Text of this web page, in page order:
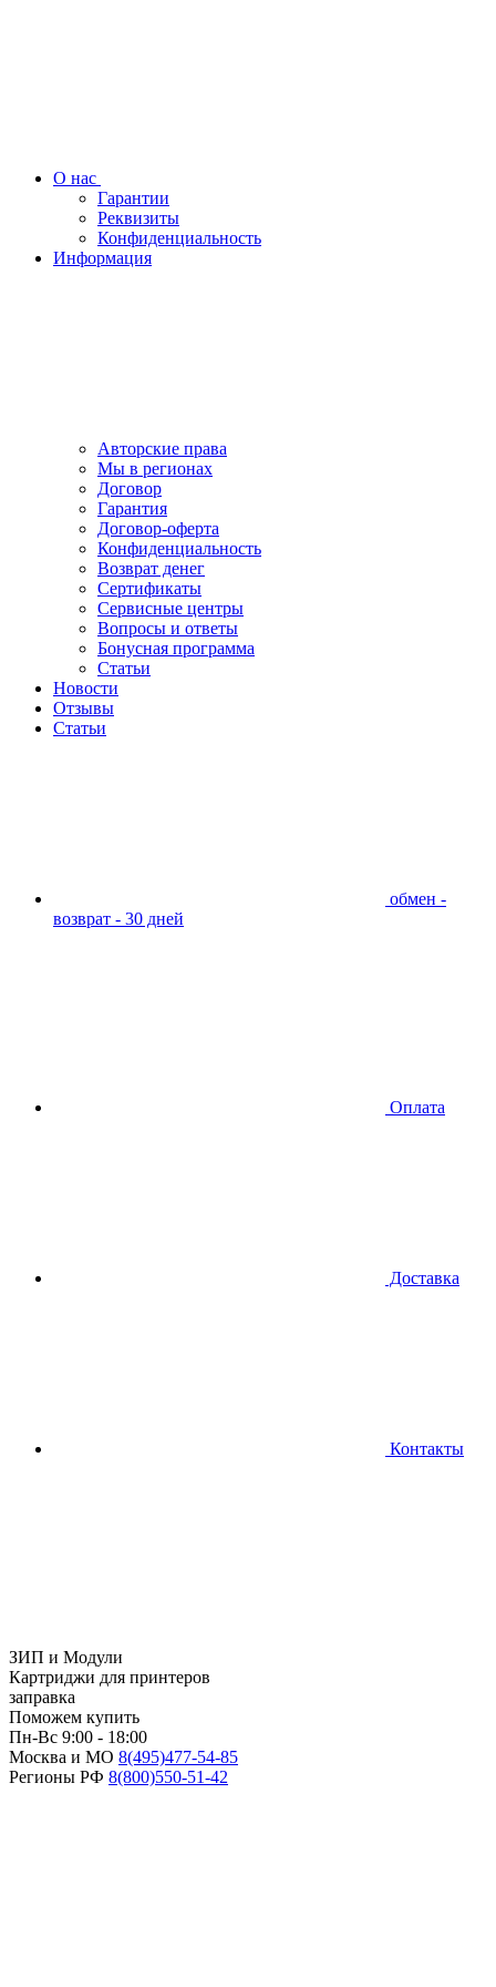
О нас
Гарантии
Реквизиты
Конфиденциальность
Информация
Авторские права
Мы в регионах
Договор
Гарантия
Договор-оферта
Конфиденциальность
Возврат денег
Сертификаты
Сервисные центры
Вопросы и ответы
Бонусная программа
Статьи
Новости
Отзывы
Статьи
обмен -
возврат - 30 дней
Оплата
Доставка
Контакты
ЗИП и Модули
Картриджи для принтеров
заправка
Поможем купить
Пн-Вс 9:00 - 18:00
Москва и МО 8(495)477-54-85
Регионы РФ 8(800)550-51-42